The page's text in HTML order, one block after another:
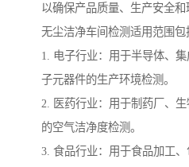
以确保产品质量、生产安全和
无尘洁净车间检测适用范围包
1. 电子行业：用于半导体、
子元器件的生产环境检测。
2. 医药行业：用于制药厂、
的空气洁净度检测。
3. 食品行业：用于食品加工